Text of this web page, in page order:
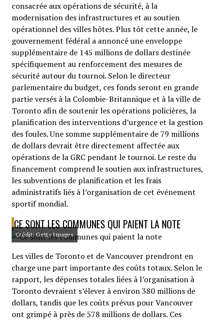
consacrée aux opérations de sécurité, à la
modernisation des infrastructures et au soutien
opérationnel des villes hôtes. Plus tôt cette année, le
gouvernement fédéral a annoncé une enveloppe
supplémentaire de 145 millions de dollars destinée
spécifiquement au renforcement des mesures de
sécurité autour du tournoi. Selon le directeur
parlementaire du budget, ces fonds seront en grande
partie versés à la Colombie-Britannique et à la ville de
Toronto afin de soutenir les opérations policières, la
planification des interventions d’urgence et la gestion
des foules. Une somme supplémentaire de 79 millions
de dollars devrait être directement affectée aux
opérations de la GRC pendant le tournoi. Le reste du
financement comprend le soutien aux infrastructures,
les subventions de planification et les frais
administratifs liés à l’organisation de cet événement
sportif mondial.
CE SONT LES COMMUNES QUI PAIENT LA NOTE
Crédit: Getty Images
Les villes de Toronto et de Vancouver prendront en
charge une part importante des coûts totaux. Selon le
rapport, les dépenses totales liées à l’organisation à
Toronto devraient s’élever à environ 380 millions de
dollars, tandis que les coûts prévus pour Vancouver
ont grimpé à près de 578 millions de dollars. Ces